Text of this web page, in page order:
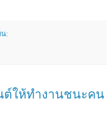
:
ให้ทำงานชนะคน